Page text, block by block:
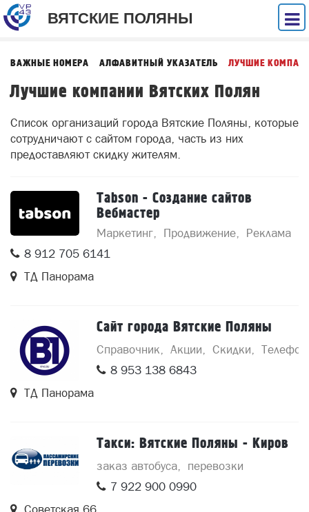
ВЯТСКИЕ ПОЛЯНЫ
ВАЖНЫЕ НОМЕРА АЛФАВИТНЫЙ УКАЗАТЕЛЬ ЛУЧШИЕ
Лучшие компании Вятских Полян
Список организаций города Вятские Поляны, которые
сотрудничают с сайтом города, часть из них
предоставляют скидку жителям.
Tabson - Создание сайтов
Вебмастер
Маркетинг Продвижение
Реклама
8 912 705 6141
ТД Панорама
Сайт города Вятские Поляны
Справочник Акции Скидки
8 953 138 6843
ТД Панорама
Такси: Вятские Поляны - Киров
заказ автобуса
перевозки
7 922 900 0990
Советская 66